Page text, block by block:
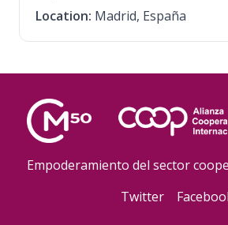
Location: Madrid, España
Empoderamiento del sector
Twitter